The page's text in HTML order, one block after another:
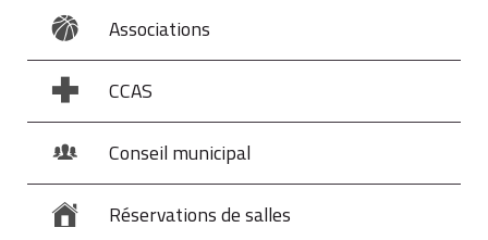
Associations
CCAS
Conseil municipal
Réservations de salles